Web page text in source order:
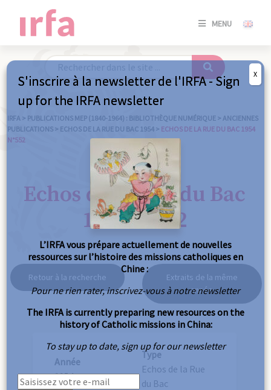
MENU
SE
/
IRFA > PUBLICATIONS MEP (1840-1964) : BIBLIOTHÈQUE NUMÉRIQUE > ANCIENNES
PUBLICATIONS > ECHOS DE LA RUE DU BAC 1954 > ECHOS DE LA RUE DU BAC 1954
N°552
Echos de la Rue du Bac
1954 n°552
Retour à la recherche
Extraits de la même
année
Année
1954
Type
Echos de la Rue
du Bac
S'inscrire à la newsletter de l'IRFA - Sign
up for the IRFA newsletter
L’IRFA vous prépare actuellement de nouvelles
ressources sur l’histoire des missions catholiques en
Chine :
Pour ne rien rater, inscrivez-vous à notre newsletter
The IRFA is currently preparing new resources on the
history of Catholic missions in China:
To stay up to date, sign up for our newsletter
X